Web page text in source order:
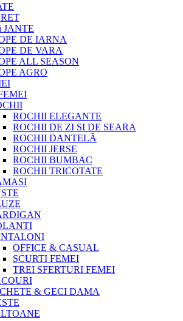
JANTE
DE IARNA
DE VARA
ALL SEASON
AGRO
ROCHII ELEGANTE
ROCHII DE ZI SI DE SEARA
ROCHII DANTELĂ
ROCHII JERSE
ROCHII BUMBAC
ROCHII TRICOTATE
OFFICE & CASUAL
SCURTI FEMEI
TREI SFERTURI FEMEI
& GECI DAMA